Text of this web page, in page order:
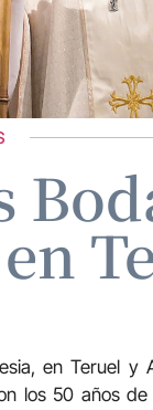
en Teruel y
los 50 años